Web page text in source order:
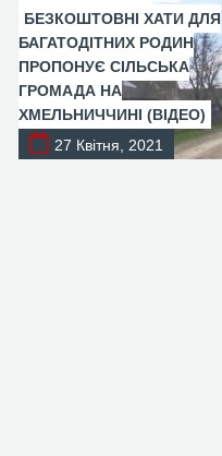
БЕЗКОШТОВНІ ХАТИ ДЛЯ
БАГАТОДІТНИХ РОДИН
ПРОПОНУЄ СІЛЬСЬКА
ГРОМАДА НА
ХМЕЛЬНИЧЧИНІ (ВІДЕО)
27 Квітня, 2021